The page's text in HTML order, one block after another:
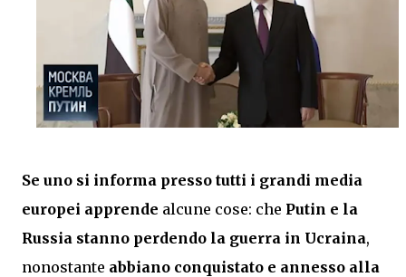
Se uno si informa presso tutti i grandi media
europei apprende alcune cose: che Putin e la
Russia stanno perdendo la guerra in Ucraina,
nonostante abbiano conquistato e annesso alla